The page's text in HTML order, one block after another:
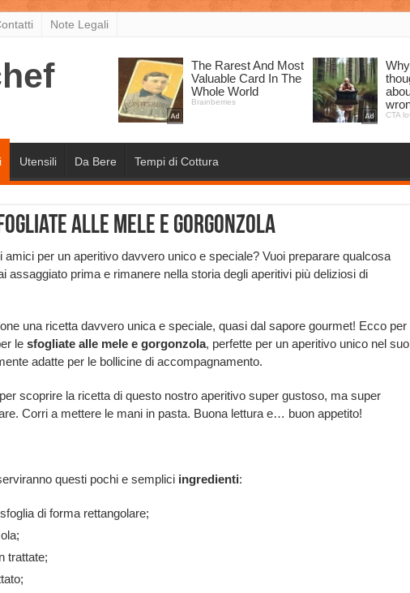
Note Legali
Utensili Da Bere Tempi di Cottura
alle mele e gorgonzola
amici per un aperitivo davvero unico e speciale? Vuoi preparare qualcosa
assaggiato prima e rimanere nella storia degli aperitivi più deliziosi di
una ricetta davvero unica e speciale, quasi dal sapore gourmet! Ecco per
le sfogliate alle mele e gorgonzola, perfette per un aperitivo unico nel suo
adatte per le bollicine di accompagnamento.
scoprire la ricetta di questo nostro aperitivo super gustoso, ma super
Corri a mettere le mani in pasta. Buona lettura e… buon appetito!
questi pochi e semplici ingredienti:
di forma rettangolare;
trattate;